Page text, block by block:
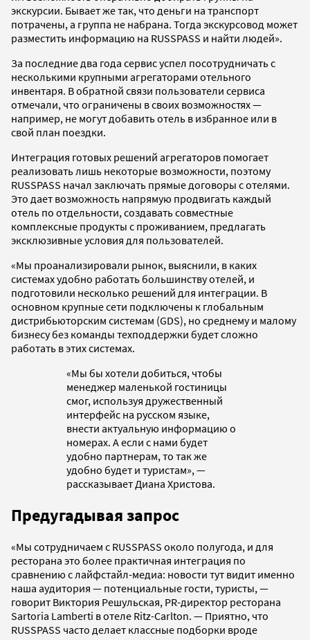
экскурсии. Бывает же так, что деньги на транспорт
потрачены, а группа не набрана. Тогда экскурсовод может
разместить информацию на RUSSPASS и найти людей».
За последние два года сервис успел посотрудничать с
несколькими крупными агрегаторами отельного
инвентаря. В обратной связи пользователи сервиса
отмечали, что ограничены в своих возможностях —
например, не могут добавить отель в избранное или в
свой план поездки.
Интеграция готовых решений агрегаторов помогает
реализовать лишь некоторые возможности, поэтому
RUSSPASS начал заключать прямые договоры с отелями.
Это дает возможность напрямую продвигать каждый
отель по отдельности, создавать совместные
комплексные продукты с проживанием, предлагать
эксклюзивные условия для пользователей.
«Мы проанализировали рынок, выяснили, в каких
системах удобно работать большинству отелей, и
подготовили несколько решений для интеграции. В
основном крупные сети подключены к глобальным
дистрибьюторским системам (GDS), но среднему и малому
бизнесу без команды техподдержки будет сложно
работать в этих системах.
«Мы бы хотели добиться, чтобы
менеджер маленькой гостиницы
смог, используя дружественный
интерфейс на русском языке,
внести актуальную информацию о
номерах. А если с нами будет
удобно партнерам, то так же
удобно будет и туристам», —
рассказывает Диана Христова.
Предугадывая запрос
«Мы сотрудничаем с RUSSPASS около полугода, и для
ресторана это более практичная интеграция по
сравнению с лайфстайл-медиа: новости тут видит именно
наша аудитория — потенциальные гости, туристы, —
говорит Виктория Решульская, PR-директор ресторана
Sartoria Lamberti в отеле Ritz-Carlton. — Приятно, что
RUSSPASS часто делает классные подборки вроде